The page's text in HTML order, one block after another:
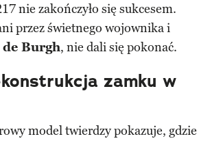
nie zakończyło się sukcesem.
przez świetnego wojownika i
Burgh, nie dali się pokonać.
zamku w
model twierdzy pokazuje, gdzie